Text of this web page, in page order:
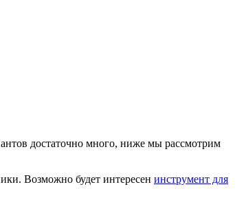
достаточно много, ниже мы рассмотрим
Возможно будет интересен инструмент для